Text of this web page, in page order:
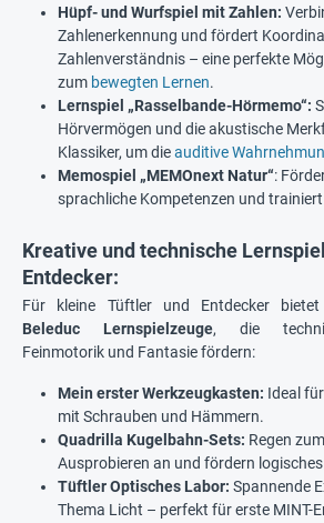
Hüpf- und Wurfspiel mit Zahlen:
Zahlenerkennung und fördert
Zahlenverständnis – eine perfekte
zum bewegten Lernen.
Lernspiel „Rasselbande-Hörmemo“:
Hörvermögen und die akustische
Klassiker, um dieauditive
Memospiel „MEMOnext Natur“:
sprachliche Kompetenzen und
Kreative und technische
Entdecker:
Für kleine Tüftler und Entdecker bietet
Beleduc Lernspielzeuge, die
Feinmotorik und Fantasie fördern:
Mein erster Werkzeugkasten: Ideal
mit Schrauben und Hämmern.
Quadrilla Kugelbahn-Sets: Regen
Ausprobieren an und fördern logisches
Tüftler Optisches Labor: Spannende
Thema Licht – perfekt für erste MINT-